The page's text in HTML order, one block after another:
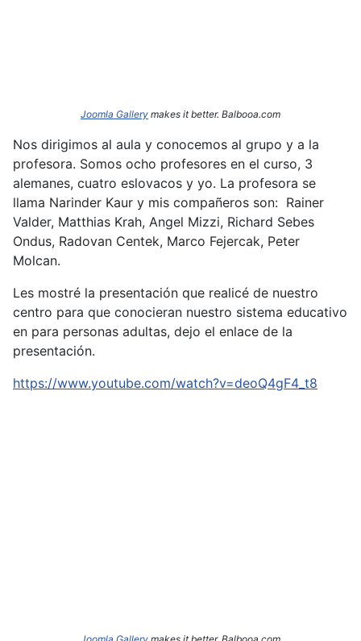
Joomla Gallery makes it better. Balbooa.com
Nos dirigimos al aula y conocemos al grupo y a la
profesora. Somos ocho profesores en el curso, 3
alemanes, cuatro eslovacos y yo. La profesora se
llama Narinder Kaur y mis compañeros son: Rainer
Valder, Matthias Krah, Angel Mizzi, Richard Sebes
Ondus, Radovan Centek, Marco Fejercak, Peter
Molcan.
Les mostré la presentación que realicé de nuestro
centro para que conocieran nuestro sistema educativo
en para personas adultas, dejo el enlace de la
presentación.
https://www.youtube.com/watch?v=deoQ4gF4_t8